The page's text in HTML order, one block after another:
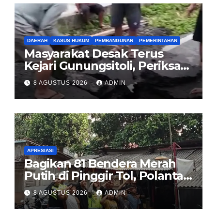
DAERAH KASUS HUKUM PEMBANGUNAN PEMERINTAHAN
Masyarakat Desak Terus
Kejari Gunungsitoli, Periksa
dan Usut Tuntas Dugaan
Korupsi Proyek Jalan
Sirombu-Afulu (MYC) Senilai
Rp321 Miliar
8 AGUSTUS 2026 ADMIN
APRESIASI
Bagikan 81 Bendera Merah
Putih di Pinggir Tol, Polantas
Karib BSD Ajak Warga Miskin
Kibarkan Sang Saka
8 AGUSTUS 2026 ADMIN